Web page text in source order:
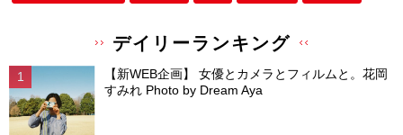
デイリーランキング
【新WEB企画】 女優とカメラとフィルムと。花岡
すみれ Photo by Dream Aya